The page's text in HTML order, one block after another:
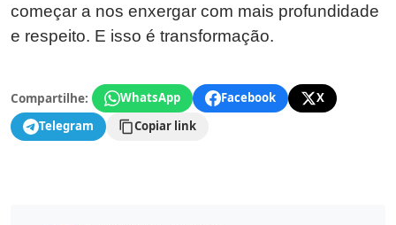
começar a nos enxergar com mais profundidade
e respeito. E isso é transformação.
Compartilhe: WhatsApp Facebook
X
Telegram
Copiar link